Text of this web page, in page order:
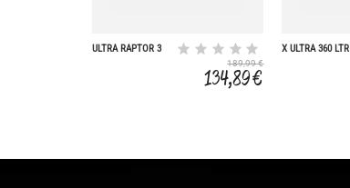
ULTRA RAPTOR 3
189,99 €
134,89 €
X ULTRA 360 LTR